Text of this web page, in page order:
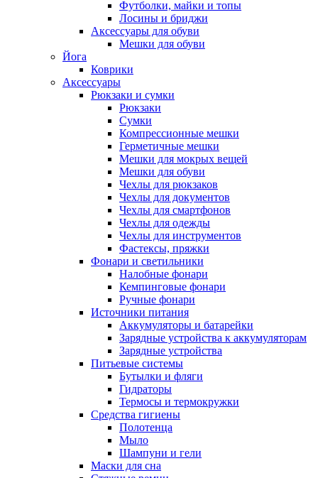
Футболки, майки и топы
Лосины и бриджи
Аксессуары для обуви
Мешки для обуви
Йога
Коврики
Аксессуары
Рюкзаки и сумки
Рюкзаки
Сумки
Компрессионные мешки
Герметичные мешки
Мешки для мокрых вещей
Мешки для обуви
Чехлы для рюкзаков
Чехлы для документов
Чехлы для смартфонов
Чехлы для одежды
Чехлы для инструментов
Фастексы, пряжки
Фонари и светильники
Налобные фонари
Кемпинговые фонари
Ручные фонари
Источники питания
Аккумуляторы и батарейки
Зарядные устройства к аккумуляторам
Зарядные устройства
Питьевые системы
Бутылки и фляги
Гидраторы
Термосы и термокружки
Средства гигиены
Полотенца
Мыло
Шампуни и гели
Маски для сна